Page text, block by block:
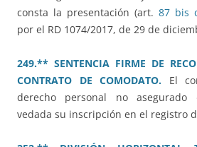
consta la presentación (art. 87 bis
por el RD 1074/2017, de 29 de
249.** SENTENCIA FIRME DE
CONTRATO DE COMODATO.
El
derecho personal no asegurado
vedada su inscripción en el registro